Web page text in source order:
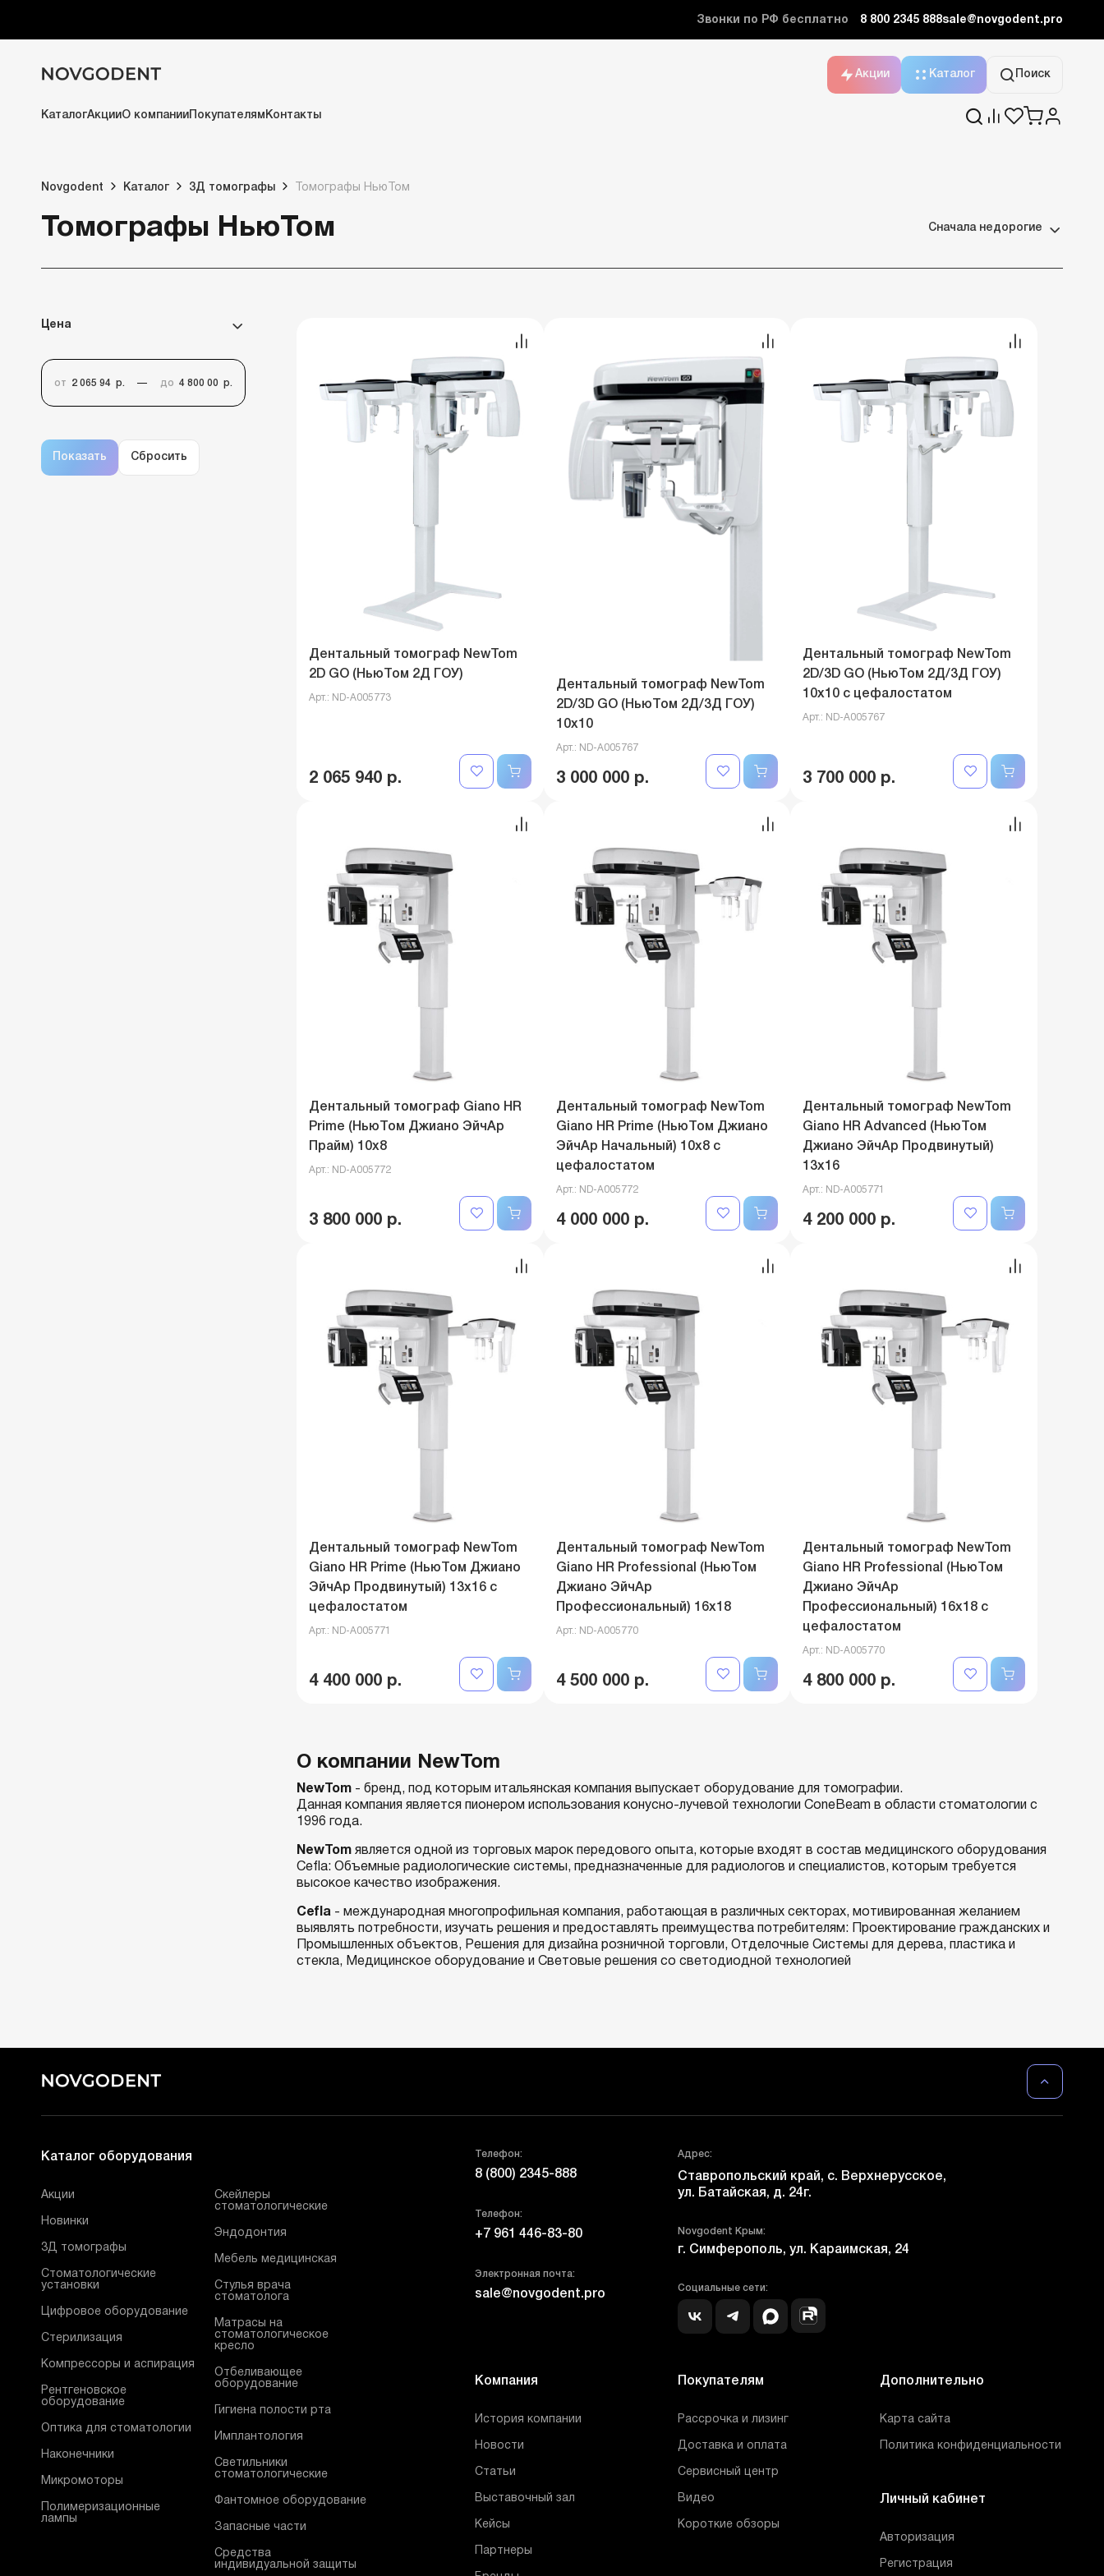
Звонки по РФ бесплатно 8 800 2345 888sale@novgodent.pro
Акции Каталог Поиск
КаталогАкцииО компании Покупателям Контакты
Novgodent Каталог 3Д томографы Томографы НьюТом
Томографы НьюТом Сначала недорогие
Цена
от р. до р.
Дентальный томограф NewTom
2D GO (НьюТом 2Д ГОУ)
Арт.: ND-A005773
2 065 940 р.
Дентальный томограф NewTom
2D/3D GO (НьюТом 2Д/3Д ГОУ)
10x10
Арт.: ND-A005767
3 000 000 р.
Дентальный томограф NewTom
2D/3D GO (НьюТом 2Д/3Д ГОУ)
10x10 с цефалостатом
Арт.: ND-A005767
3 700 000 р.
Дентальный томограф Giano HR
Prime (НьюТом Джиано ЭйчАр
Прайм) 10x8
Арт.: ND-A005772
3 800 000 р.
Дентальный томограф NewTom
Giano HR Prime (НьюТом Джиано
ЭйчАр Начальный) 10x8 с
цефалостатом
Арт.: ND-A005772
4 000 000 р.
Дентальный томограф NewTom
Giano HR Advanced (НьюТом
Джиано ЭйчАр Продвинутый)
13x16
Арт.: ND-A005771
4 200 000 р.
Дентальный томограф NewTom
Giano HR Prime (НьюТом Джиано
ЭйчАр Продвинутый) 13x16 с
цефалостатом
Арт.: ND-A005771
4 400 000 р.
Дентальный томограф NewTom
Giano HR Professional (НьюТом
Джиано ЭйчАр
Профессиональный) 16x18
Арт.: ND-A005770
4 500 000 р.
Дентальный томограф NewTom
Giano HR Professional (НьюТом
Джиано ЭйчАр
Профессиональный) 16x18 с
цефалостатом
Арт.: ND-A005770
4 800 000 р.
О компании NewTom
NewTom - бренд, под которым итальянская компания выпускает оборудование для томографии.
Данная компания является пионером использования конусно-лучевой технологии ConeBeam в области стоматологии с
1996 года.
NewTom является одной из торговых марок передового опыта, которые входят в состав медицинского оборудования
Cefla: Объемные радиологические системы, предназначенные для радиологов и специалистов, которым требуется
высокое качество изображения.
Cefla - международная многопрофильная компания, работающая в различных секторах, мотивированная желанием
выявлять потребности, изучать решения и предоставлять преимущества потребителям: Проектирование гражданских и
Промышленных объектов, Решения для дизайна розничной торговли, Отделочные Системы для дерева, пластика и
стекла, Медицинское оборудование и Световые решения со светодиодной технологией
Телефон:
8 (800) 2345-888
Телефон:
+7 961 446-83-80
Электронная почта:
sale@novgodent.pro
Адрес:
Ставропольский край, с. Верхнерусское,
ул. Батайская, д. 24г.
Novgodent Крым:
г. Симферополь, ул. Караимская, 24
Социальные сети:
Компания
История компании
Новости
Статьи
Выставочный зал
Кейсы
Партнеры
Покупателям
Рассрочка и лизинг
Доставка и оплата
Сервисный центр
Видео
Короткие обзоры
Дополнительно
Карта сайта
Политика конфиденциальности
Личный кабинет
Авторизация
Регистрация
Каталог оборудования
Акции
Новинки
3Д томографы
Стоматологические
установки
Цифровое оборудование
Стерилизация
Компрессоры и аспирация
Рентгеновское
оборудование
Оптика для стоматологии
Наконечники
Микромоторы
Полимеризационные
лампы
Скейлеры
стоматологические
Эндодонтия
Мебель медицинская
Стулья врача
стоматолога
Матрасы на
стоматологическое
кресло
Отбеливающее
оборудование
Гигиена полости рта
Имплантология
Светильники
стоматологические
Фантомное оборудование
Запасные части
Средства
индивидуальной защиты